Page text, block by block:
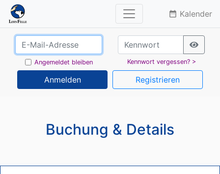
date_range Kalender
Angemeldet bleiben Kennwort vergessen? >
Anmelden Registrieren
Buchung & Details